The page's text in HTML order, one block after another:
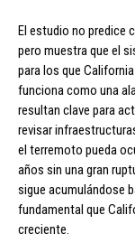
El estudio no predice
pero muestra que el
para los que
funciona como una
resultan clave para
revisar
el terremoto pueda
años sin una gran
sigue acumulándose
fundamental que
creciente.